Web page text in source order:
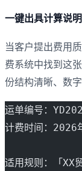
一键出具计算说
当客户提出费用
费系统中找到这
份结构清晰、数
运单编号：
计费时间：
适用规则：「XX